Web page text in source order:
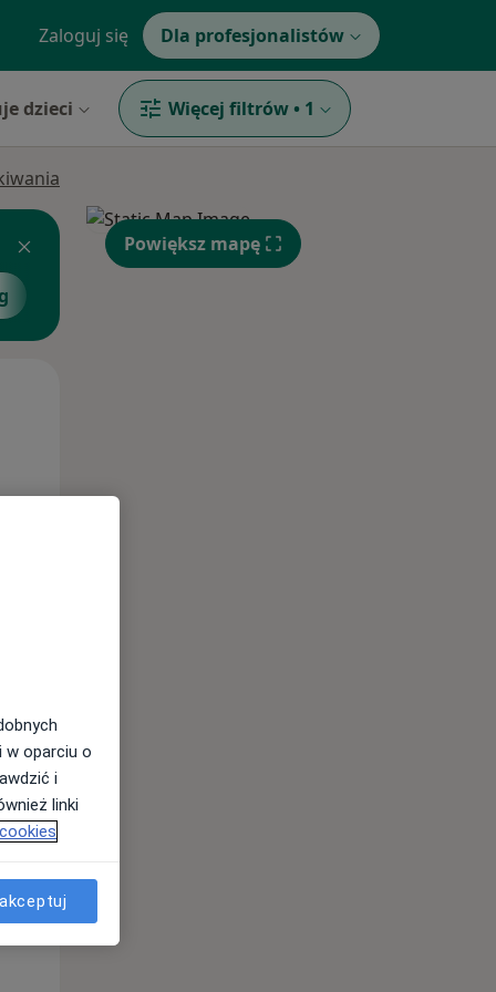
Zaloguj się Dla profesjonalistów
dzieci Więcej filtrów • 1
Wt,
11 Sie
Powiększ mapę
w oparciu o
i
linki